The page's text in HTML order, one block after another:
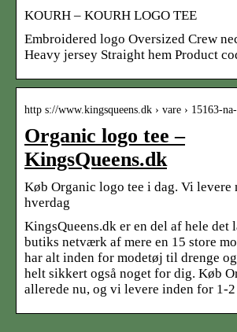
KOURH – KOURH LOGO TEE
Embroidered logo Oversized Crew
Heavy jersey Straight hem Product
http s://www.kingsqueens.dk › vare › 15163-
Organic logo tee –
KingsQueens.dk
Køb Organic logo tee i dag. Vi levere
hverdag
KingsQueens.dk er en del af hele det
butiks netværk af mere en 15 store
har alt inden for modetøj til drenge
helt sikkert også noget for dig. Køb
allerede nu, og vi levere inden for 1-2